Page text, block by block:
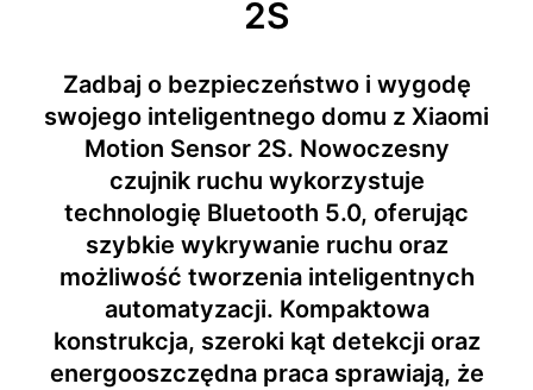
2S
Zadbaj o bezpieczeństwo i wygodę
swojego inteligentnego domu z Xiaomi
Motion Sensor 2S. Nowoczesny
czujnik ruchu wykorzystuje
technologię Bluetooth 5.0, oferując
szybkie wykrywanie ruchu oraz
możliwość tworzenia inteligentnych
automatyzacji. Kompaktowa
konstrukcja, szeroki kąt detekcji oraz
energooszczędna praca sprawiają, że